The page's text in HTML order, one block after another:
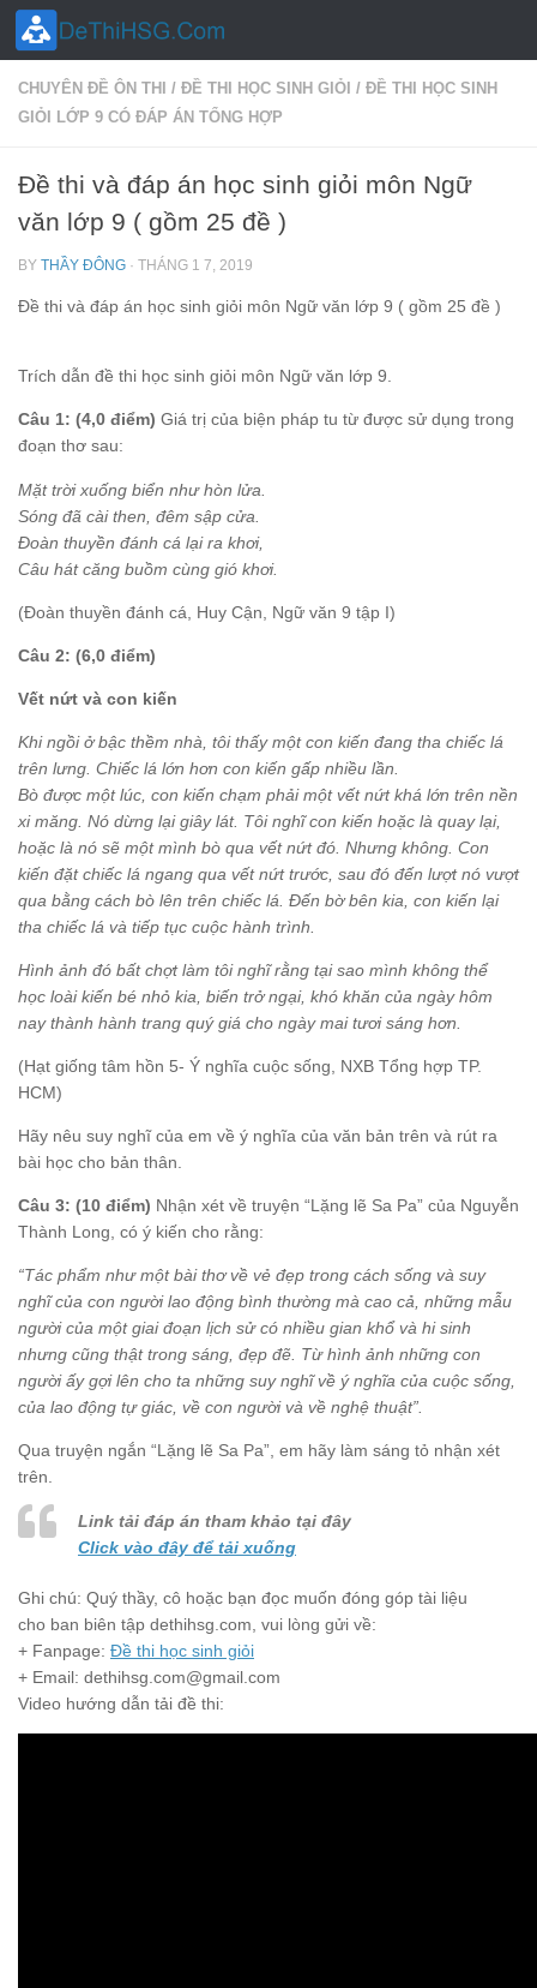
Skip to content
CHUYÊN ĐỀ ÔN THI / ĐỀ THI HỌC SINH GIỎI / ĐỀ THI HỌC SINH
GIỎI LỚP 9 CÓ ĐÁP ÁN TỔNG HỢP
Đề thi và đáp án học sinh giỏi môn Ngữ
văn lớp 9 ( gồm 25 đề )
BY THẦY ĐÔNG · THÁNG 1 7, 2019
Đề thi và đáp án học sinh giỏi môn Ngữ văn lớp 9 ( gồm 25 đề )
Trích dẫn đề thi học sinh giỏi môn Ngữ văn lớp 9.
Câu 1: (4,0 điểm) Giá trị của biện pháp tu từ được sử dụng trong
đoạn thơ sau:
Mặt trời xuống biển như hòn lửa.
Sóng đã cài then, đêm sập cửa.
Đoàn thuyền đánh cá lại ra khơi,
Câu hát căng buồm cùng gió khơi.
(Đoàn thuyền đánh cá, Huy Cận, Ngữ văn 9 tập I)
Câu 2: (6,0 điểm)
Vết nứt và con kiến
Khi ngồi ở bậc thềm nhà, tôi thấy một con kiến đang tha chiếc lá
trên lưng. Chiếc lá lớn hơn con kiến gấp nhiều lần.
Bò được một lúc, con kiến chạm phải một vết nứt khá lớn trên nền
xi măng. Nó dừng lại giây lát. Tôi nghĩ con kiến hoặc là quay lại,
hoặc là nó sẽ một mình bò qua vết nứt đó. Nhưng không. Con
kiến đặt chiếc lá ngang qua vết nứt trước, sau đó đến lượt nó vượt
qua bằng cách bò lên trên chiếc lá. Đến bờ bên kia, con kiến lại
tha chiếc lá và tiếp tục cuộc hành trình.
Hình ảnh đó bất chợt làm tôi nghĩ rằng tại sao mình không thể
học loài kiến bé nhỏ kia, biến trở ngại, khó khăn của ngày hôm
nay thành hành trang quý giá cho ngày mai tươi sáng hơn.
(Hạt giống tâm hồn 5- Ý nghĩa cuộc sống, NXB Tổng hợp TP.
HCM)
Hãy nêu suy nghĩ của em về ý nghĩa của văn bản trên và rút ra
bài học cho bản thân.
Câu 3: (10 điểm) Nhận xét về truyện “Lặng lẽ Sa Pa” của Nguyễn
Thành Long, có ý kiến cho rằng:
“Tác phẩm như một bài thơ về vẻ đẹp trong cách sống và suy
nghĩ của con người lao động bình thường mà cao cả, những mẫu
người của một giai đoạn lịch sử có nhiều gian khổ và hi sinh
nhưng cũng thật trong sáng, đẹp đẽ. Từ hình ảnh những con
người ấy gợi lên cho ta những suy nghĩ về ý nghĩa của cuộc sống,
của lao động tự giác, về con người và về nghệ thuật”.
Qua truyện ngắn “Lặng lẽ Sa Pa”, em hãy làm sáng tỏ nhận xét
trên.
Link tải đáp án tham khảo tại đây
Click vào đây để tải xuống
Ghi chú: Quý thầy, cô hoặc bạn đọc muốn đóng góp tài liệu
cho ban biên tập dethihsg.com, vui lòng gửi về:
+ Fanpage: Đề thi học sinh giỏi
+ Email: dethihsg.com@gmail.com
Video hướng dẫn tải đề thi: